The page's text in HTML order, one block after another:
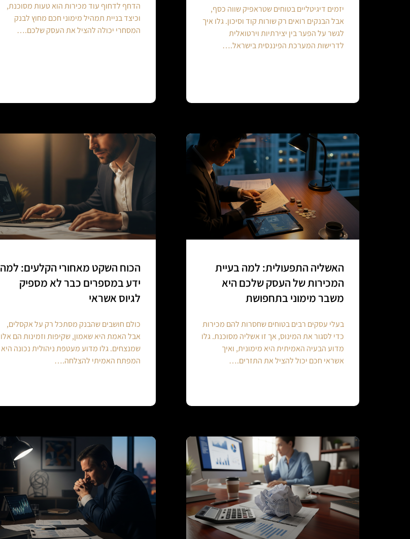
יזמים דיגיטליים בטוחים שטראפיק שווה כסף,
אבל הבנקים רואים רק שורות קוד וסיכון. גלו איך
לגשר על הפער בין יצירתיות וירטואלית
לדרישות המערכת הפיננסית בישראל.…
הדחף לדחוף עוד מכירות הוא טעות מסוכנת,
וכיצד בניית תמהיל מימוני חכם מחוץ לבנק
המסחרי יכולה להציל את העסק שלכם.…
האשליה התפעולית: למה בעיית
המכירות של העסק שלכם היא
משבר מימוני בתחפושת
בעלי עסקים רבים בטוחים שחסרות להם מכירות
כדי לסגור את המינוס, אך זו אשליה מסוכנת. גלו
מדוע הבעיה האמיתית היא מימונית, ואיך
אשראי חכם יכול להציל את התזרים.…
הכוח השקט מאחורי הקלעים: למה
ידע במספרים כבר לא מספיק
לגיוס אשראי
כולם חושבים שהבנק מסתכל רק על אקסלים,
אבל האמת היא שאמון, שקיפות וזמינות הם אלו
שמנצחים. גלו מדוע מעטפת ניהולית נכונה היא
המפתח האמיתי להצלחה.…